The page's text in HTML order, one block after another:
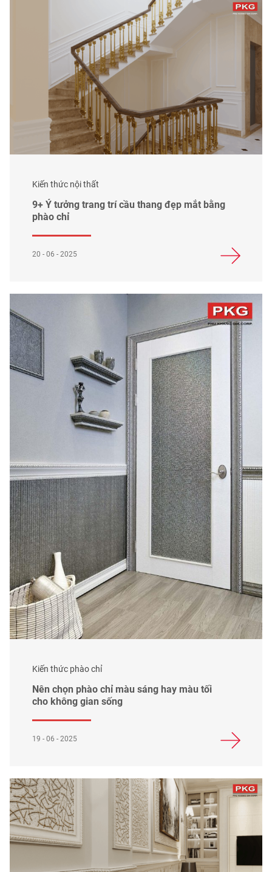
Kiến thức nội thất
9+ Ý tưởng trang trí cầu thang đẹp mắt bằng
phào chỉ
20 - 06 - 2025
Kiến thức phào chỉ
Nên chọn phào chỉ màu sáng hay màu tối
cho không gian sống
19 - 06 - 2025